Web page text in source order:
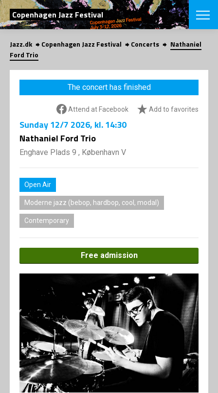
SEARCH
Copenhagen Jazz Festival
Danish
CHOOSE
VINTERJAZZ
Themes
LOCATIONS
Jazz.dk Copenhagen Jazz Festival Concerts
Nathaniel
Ford Trio
The concert has finished
Attend at Facebook Add to favorites
Sunday12/7 2026, kl. 14:30
Nathaniel Ford Trio
Enghave Plads 9 , København V
Open Air
Moderne jazz (bebop, hardbop, cool, modal)
Contemporary
Free admission